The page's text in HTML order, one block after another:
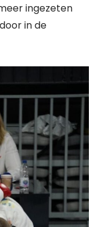
ingezeten
in de